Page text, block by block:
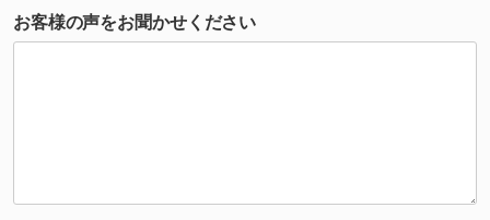
お客様の声をお聞かせください